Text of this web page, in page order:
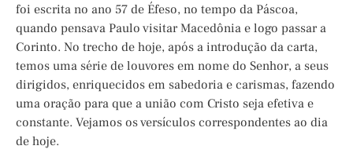
foi escrita no ano 57 de Éfeso, no tempo da Páscoa,
quando pensava Paulo visitar Macedônia e logo passar a
Corinto. No trecho de hoje, após a introdução da carta,
temos uma série de louvores em nome do Senhor, a seus
dirigidos, enriquecidos em sabedoria e carismas, fazendo
uma oração para que a união com Cristo seja efetiva e
constante. Vejamos os versículos correspondentes ao dia
de hoje.